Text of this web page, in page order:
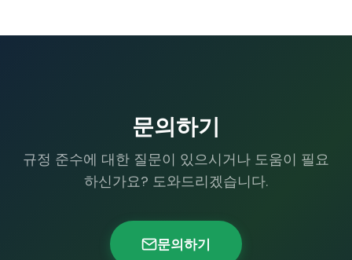
문의하기
규정 준수에 대한 질문이 있으시거나 도움이 필요
하신가요? 도와드리겠습니다.
문의하기